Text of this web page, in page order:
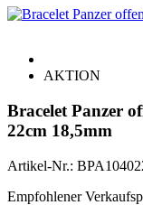
AKTION
Bracelet Panzer
22cm 18,5mm
Artikel-Nr.:
Empfohlener